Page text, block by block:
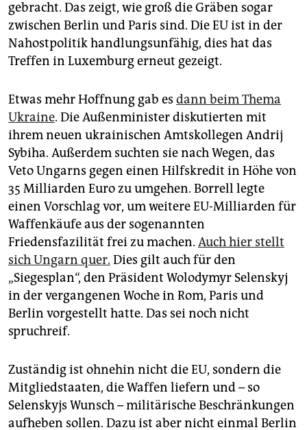
gebracht. Das zeigt, wie groß die Gräben sogar
zwischen Berlin und Paris sind. Die EU ist in der
Nahostpolitik handlungsunfähig, dies hat das
Treffen in Luxemburg erneut gezeigt.
Etwas mehr Hoffnung gab es dann beim Thema
Ukraine. Die Außenminister diskutierten mit
ihrem neuen ukrainischen Amtskollegen Andrij
Sybiha. Außerdem suchten sie nach Wegen, das
Veto Ungarns gegen einen Hilfskredit in Höhe von
35 Milliarden Euro zu umgehen. Borrell legte
einen Vorschlag vor, um weitere EU-Milliarden für
Waffenkäufe aus der sogenannten
Friedensfazilität frei zu machen. Auch hier stellt
sich Ungarn quer. Dies gilt auch für den
„Siegesplan“, den Präsident Wolodymyr Selenskyj
in der vergangenen Woche in Rom, Paris und
Berlin vorgestellt hatte. Das sei noch nicht
spruchreif.
Zuständig ist ohnehin nicht die EU, sondern die
Mitgliedstaaten, die Waffen liefern und – so
Selenskyjs Wunsch – militärische Beschränkungen
aufheben sollen. Dazu ist aber nicht einmal Berlin